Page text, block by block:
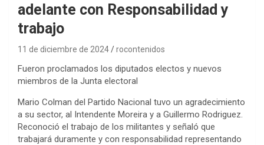
adelante con Responsabilidad y
trabajo
11 de diciembre de 2024 rocontenidos
Fueron proclamados los diputados electos y nuevos
miembros de la Junta electoral
Mario Colman del Partido Nacional tuvo un agradecimiento
a su sector, al Intendente Moreira y a Guillermo Rodriguez.
Reconoció el trabajo de los militantes y señaló que
trabajará duramente y con responsabilidad representando